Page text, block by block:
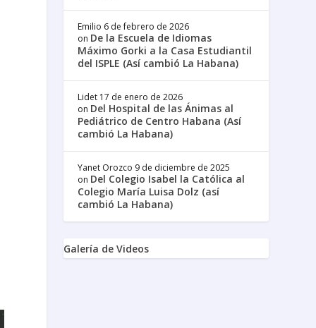
Emilio 6 de febrero de 2026
on De la Escuela de Idiomas
Máximo Gorki a la Casa Estudiantil
del ISPLE (Así cambió La Habana)
Lidet 17 de enero de 2026
on Del Hospital de las Ánimas al
Pediátrico de Centro Habana (Así
cambió La Habana)
Yanet Orozco 9 de diciembre de 2025
on Del Colegio Isabel la Católica al
Colegio María Luisa Dolz (así
cambió La Habana)
Galería de Videos